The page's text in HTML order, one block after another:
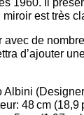
1960. Il
est très
avec de
d’ajouter
Albini
48 cm (18,9